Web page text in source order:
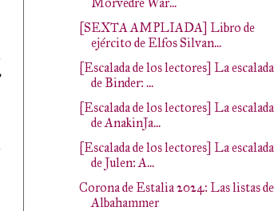
[SEXTA AMPLIADA] Libro de
ejército de Elfos Silvan...
[Escalada de los lectores] La escalada
de Binder: ...
[Escalada de los lectores] La escalada
de AnakinJa...
[Escalada de los lectores] La escalada
de Julen: A...
Corona de Estalia 2024: Las listas de
Albahammer